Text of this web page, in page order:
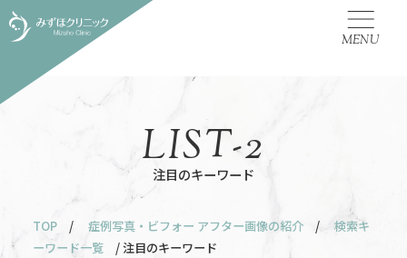
MENU
注目のキーワード
LIST-2
TOP / 症例写真・ビフォー アフター画像の紹介 /
検索キ
ーワード一覧
/ 注目のキーワード